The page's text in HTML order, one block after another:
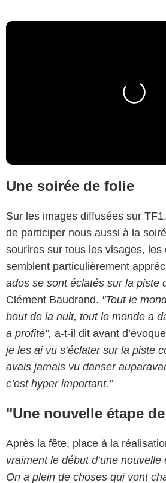
Une soirée de folie
Sur les images diffusées sur
de participer nous aussi à la
sourires sur tous les visages, les
semblent particulièrement
ados se sont éclatés sur la piste
Clément Baudrand. "Tout le
bout de la nuit, tout le monde a
a profité", a-t-il dit avant
je les ai vu s’éclater sur la piste
avais jamais vu danser
c’est hyper important."
"Une nouvelle étape
Après la fête, place à la
vraiment le début d’une
On a plein de choses qui vont